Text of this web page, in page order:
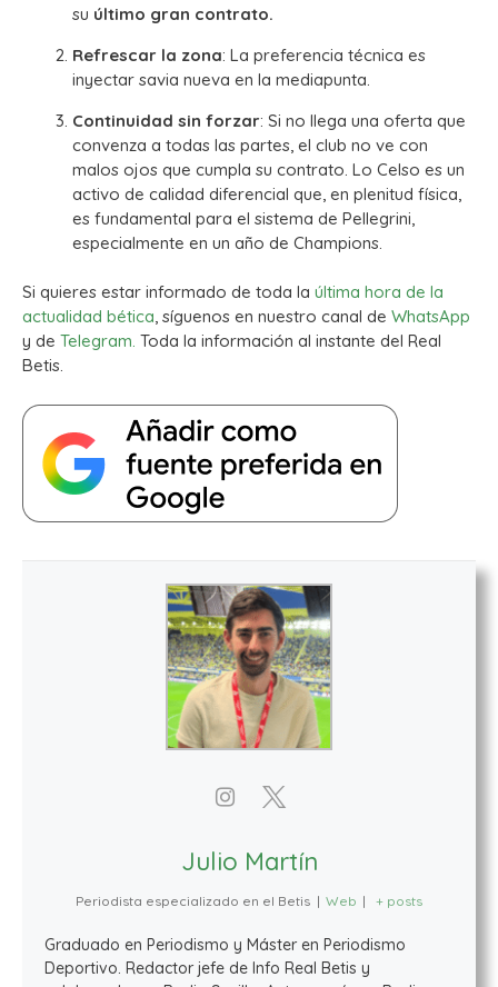
su último gran contrato.
Refrescar la zona: La preferencia técnica es
inyectar savia nueva en la mediapunta.
Continuidad sin forzar: Si no llega una oferta que
convenza a todas las partes, el club no ve con
malos ojos que cumpla su contrato. Lo Celso es un
activo de calidad diferencial que, en plenitud física,
es fundamental para el sistema de Pellegrini,
especialmente en un año de Champions.
Si quieres estar informado de toda la última hora de la
actualidad bética, síguenos en nuestro canal de WhatsApp
y de Telegram. Toda la información al instante del Real
Betis.
Julio Martín
Periodista especializado en el Betis | Web | + posts
Graduado en Periodismo y Máster en Periodismo
Deportivo. Redactor jefe de Info Real Betis y